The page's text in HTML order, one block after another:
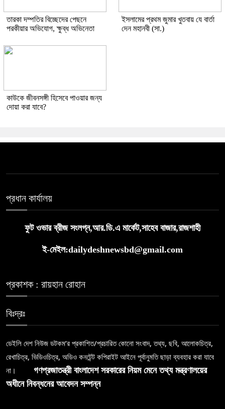
তারকা দম্পতির বিচ্ছেদের পেছনে
পরকীয়ার অভিযোগ, ক্ষুব্ধ অভিনেতা
ইসলামের প্রথম জুমার খুতবায় যে বার্তা
দেন মহানবী (সা.)
কাউকে জীবনসঙ্গী হিসেবে পাওয়ার জন্য
দোয়া করা যাবে?
প্রধান কার্যালয়
ফুট ওভার ব্রীজ সংলগ্ন,আর.ডি.এ মার্কেট,সাহেব বাজার,রাজশাহী
ই-মেইল:dailydeshnewsbd@gmail.com
প্রকাশক : রায়হান রোহান
বিঃদ্রঃ
ডেইলি দেশ নিউজ ডটকম’র প্রকাশিত/প্রচারিত কোনো সংবাদ, তথ্য, ছবি, আলোকচিত্র,
রেখাচিত্র, ভিডিওচিত্র, অডিও কনটেন্ট কপিরাইট আইনে পূর্বানুমতি ছাড়া ব্যবহার করা যাবে
না।
গণপ্রজাতন্ত্রী বাংলাদেশ সরকারের নিয়ম মেনে তথ্য মন্ত্রণালয়ের
অধীনে নিবন্ধনের আবেদন সম্পন্ন